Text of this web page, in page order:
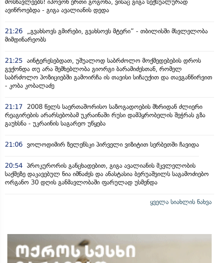
მოსწავლეებს! იპოვონ ერთი გოგონა, ვისაც გიგა სექსუალურად
ავიწროებდა - გიგა ავალიანის დედა
21:26
„გვახსოვს გმირები, გვახსოვს მტერი” - თბილისში მსვლელობა
მიმდინარეობს
21:25 აინტერესებდათ, უშუალოდ საბრძოლო მოქმედებების დროს
გვქონდა თუ არა შემხებლობა გიორგი ბარამიძესთან, რომელ
საბრძოლო პოზიციებში გამოირჩა ის თავისი სიჩაუქით და თავგანწირვით
- კობა კობალაძე
21:17
2008 წელს საერთაშორისო საზოგადოების მხრიდან ძლიერი
რეაგირების არარსებობამ უკრაინაში რუსი დამპყრობელის შეჭრას გზა
გაუხსნა - უკრაინის საგარეო უწყება
21:06 ვოლოდიმირ ზელენსკი პირველი ვიზიტით სერბეთში ჩავიდა
20:54 პროკურორის განცხადებით, გიგა ავალიანის მკვლელობის
საქმეზე დაკავებულ ნია იმნაძეს და ანასტასია ბერუაშვილს საგამოძიებო
ორგანო 30 დღის განმავლობაში ფარულად უსმენდა
ყველა სიახლის ნახვა